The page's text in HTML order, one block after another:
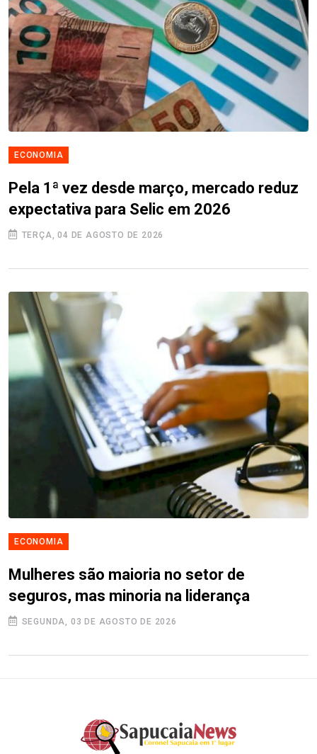
ECONOMIA
Pela 1ª vez desde março, mercado reduz
expectativa para Selic em 2026
TERÇA, 04 DE AGOSTO DE 2026
ECONOMIA
Mulheres são maioria no setor de
seguros, mas minoria na liderança
SEGUNDA, 03 DE AGOSTO DE 2026